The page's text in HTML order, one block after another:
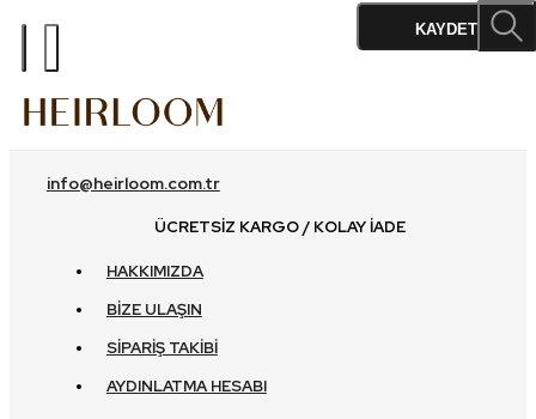
info@heirloom.com.tr
ÜCRETSIZ KARGO / KOLAY İADE
HAKKIMIZDA
BIZE ULAŞIN
SIPARIŞ TAKIBI
AYDINLATMA HESABI
%10
%10
%10
%10
%10
%10
%10
%10
%10
KAYDET